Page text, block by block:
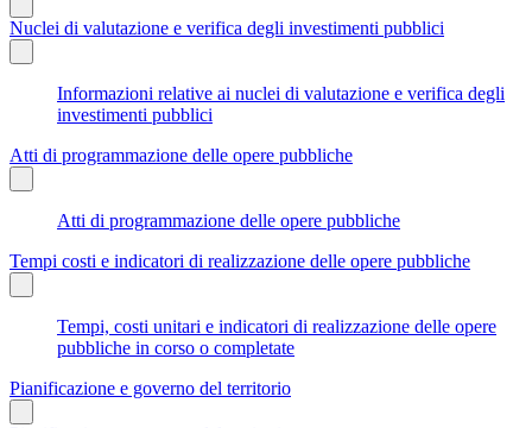
Nuclei di valutazione e verifica degli investimenti pubblici
Informazioni relative ai nuclei di valutazione e verifica degli
investimenti pubblici
Atti di programmazione delle opere pubbliche
Atti di programmazione delle opere pubbliche
Tempi costi e indicatori di realizzazione delle opere pubbliche
Tempi, costi unitari e indicatori di realizzazione delle opere
pubbliche in corso o completate
Pianificazione e governo del territorio